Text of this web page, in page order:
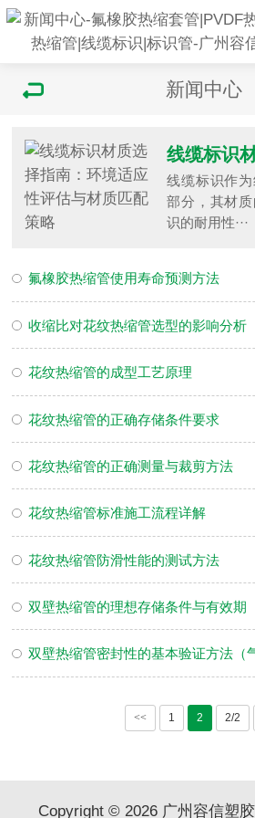
新闻中心
线缆标识作
部分，其材
识的耐用性···
氟橡胶热缩管使用寿命预测方法
收缩比对花纹热缩管选型的影响分析
花纹热缩管的成型工艺原理
花纹热缩管的正确存储条件要求
花纹热缩管的正确测量与裁剪方法
花纹热缩管标准施工流程详解
花纹热缩管防滑性能的测试方法
双壁热缩管的理想存储条件与有效期
双壁热缩管密封性的基本验证方法（气密/
<< 1 2 2/2
Copyright © 2026 广州容信塑